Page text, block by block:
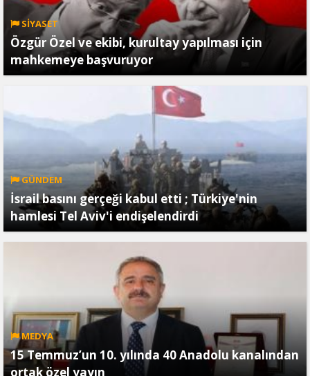
SİYASET
Özgür Özel ve ekibi, kurultay yapılması için
mahkemeye başvuruyor
GÜNDEM
İsrail basını gerçeği kabul etti ; Türkiye'nin
hamlesi Tel Aviv'i endişelendirdi
MEDYA
15 Temmuz’un 10. yılında 40 Anadolu kanalından
ortak özel yayın